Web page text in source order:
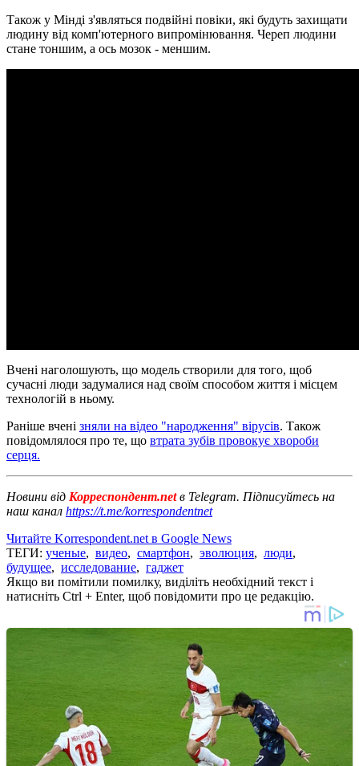
Також у Мінді з'являться подвійні повіки, які будуть захищати
людину від комп'ютерного випромінювання. Череп людини
стане тоншим, а ось мозок - меншим.
Вчені наголошують, що модель створили для того, щоб
сучасні люди задумалися над своїм способом життя і місцем
технологій в ньому.
Раніше вчені зняли на відео "народження" вірусів. Також
повідомлялося про те, що втрата зубів провокує хвороби
серця.
Новини від Корреспондент.netв Telegram. Підписуйтесь на
наш канал https://t.me/korrespondentnet
Читайте Korrespondent.net в Google News
ТЕГИ: ученые, видео, смартфон, эволюция, люди,
будущее, исследование, гаджет
Якщо ви помітили помилку, виділіть необхідний текст і
натисніть Ctrl + Enter, щоб повідомити про це редакцію.